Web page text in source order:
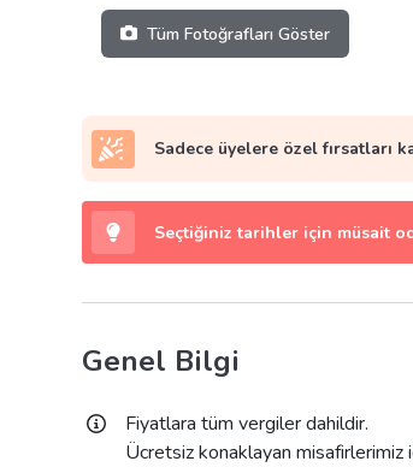
Tüm Fotoğrafları Göster
Sadece üyelere özel fırsatları
Seçtiğiniz tarihler için müsait
Genel Bilgi
Fiyatlara tüm vergiler dahildir.
Ücretsiz konaklayan